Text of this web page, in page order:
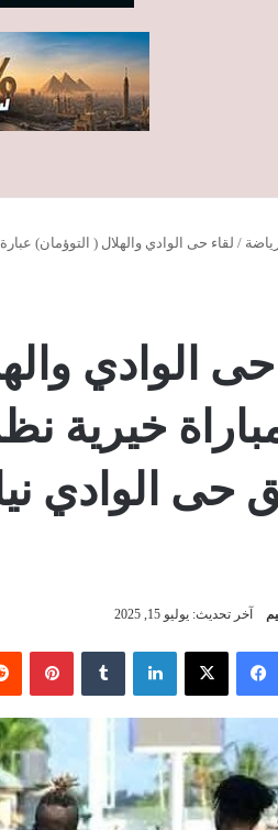
/ لقاء حى الوادي والهلال ( التوؤمان)
حى الوادي
خيرية
حى الوادي
آخر تحديث: يوليو 15, 2025
فيسبوك ‫X لينكدإن بينتيريست